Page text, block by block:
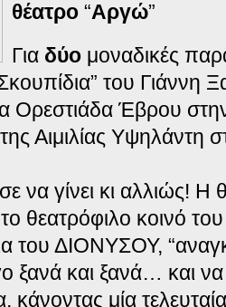
θέατρο “Αργώ”
Για δύο μοναδικές
του Γιάννη
Ορεστιάδα Έβρου
Αιμιλίας Υψηλάντη
να γίνει κι αλλιώς! Η
θεατρόφιλο κοινό
του ΔΙΟΝΥΣΟΥ,
ξανά και ξανά… και
κάνοντας μία